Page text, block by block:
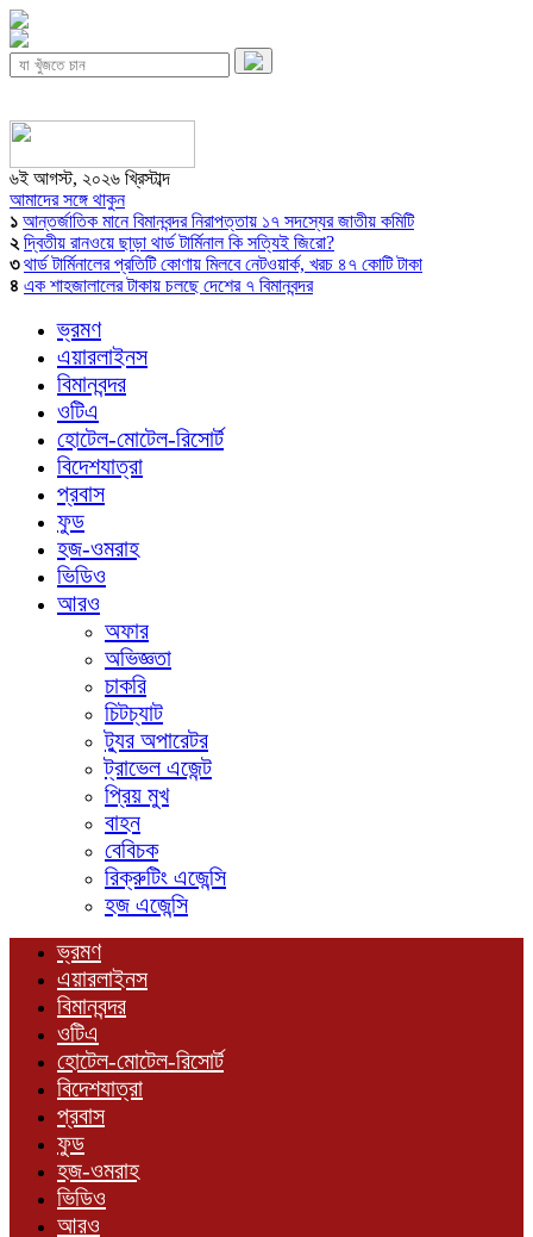
৬ই আগস্ট, ২০২৬ খ্রিস্টাব্দ
আমাদের সঙ্গে থাকুন
১ আন্তর্জাতিক মানে বিমানবন্দর নিরাপত্তায় ১৭ সদস্যের জাতীয় কমিটি
২ দ্বিতীয় রানওয়ে ছাড়া থার্ড টার্মিনাল কি সত্যিই জিরো?
৩ থার্ড টার্মিনালের প্রতিটি কোণায় মিলবে নেটওয়ার্ক, খরচ ৪৭ কোটি টাকা
৪ এক শাহজালালের টাকায় চলছে দেশের ৭ বিমানবন্দর
ভ্রমণ
এয়ারলাইনস
বিমানবন্দর
ওটিএ
হোটেল-মোটেল-রিসোর্ট
বিদেশযাত্রা
প্রবাস
ফুড
হজ-ওমরাহ
ভিডিও
আরও
অফার
অভিজ্ঞতা
চাকরি
চিটচ্যাট
ট্যুর অপারেটর
ট্রাভেল এজেন্ট
প্রিয় মুখ
বাহন
বেবিচক
রিক্রুটিং এজেন্সি
হজ এজেন্সি
ভ্রমণ
এয়ারলাইনস
বিমানবন্দর
ওটিএ
হোটেল-মোটেল-রিসোর্ট
বিদেশযাত্রা
প্রবাস
ফুড
হজ-ওমরাহ
ভিডিও
আরও